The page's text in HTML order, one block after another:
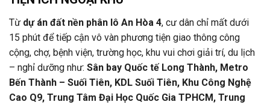
Từ dự án đất nền phân lô An Hòa 4, cư dân chỉ mất dưới
15 phút để tiếp cận vô vàn phương tiện giao thông công
cộng, chợ, bệnh viện, trường học, khu vui chơi giải trí, du lịch
– nghỉ dưỡng như: Sân bay Quốc tế Long Thành, Metro
Bến Thành – Suối Tiên, KDL Suối Tiên, Khu Công Nghệ
Cao Q9, Trung Tâm Đại Học Quốc Gia TPHCM, Trung